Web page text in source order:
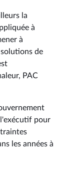
la
à
à
de
PAC
l'exécutif pour
les années à